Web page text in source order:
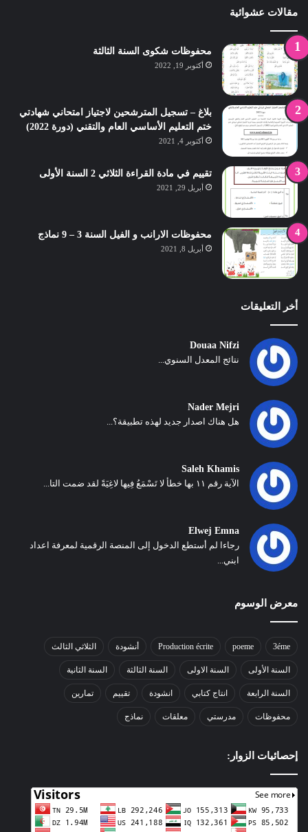
مقالات عشوائية
محفوظات شكوى السنة الثالثة
أكتوبر 19, 2022
بلاغ – تسجيل المترشحين لاجتياز امتحاني شهادتي
ختم التعليم الأساسي العام والتقني (دورة 2022)
أكتوبر 4, 2021
تقييم في مادة القراءة الثلاثي 2 السنة الأولى
أبريل 29, 2021
محفوظات الارانب و الفيل السنة 3 – 9 نماذج
أبريل 8, 2021
أخر التعليقات
Douaa Nifzi
نتائج المعدل السنوي...
Nader Mejri
هل هناك اصدار جديد لهذه تطبيقة؟...
Saleh Khamis
الآية رقم ١١ بها خطأ لا تَسْمَعُ فِيها لاغِيَةً لقد ضمت التا...
Elwej Emna
رجاءا لم أستطع الدخول إلى المنصة الرقمية لمعرفة اعداد
ابني...
معرض الوسوم
3éme
poeme
Production écrite أنشودة الثلاثي الثالث
السنة الأولى السنة الاولى السنة الثالثة السنة الثانية
السنة الرابعة انتاج كتابي انشودة تقييم تمارين
محفوظات مدرستي معلقات نماذج
إحصائيات الزوار: